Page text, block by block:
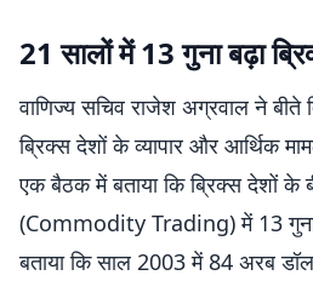
21 सालों में 13 गुना बढ़ा
वाणिज्य सचिव राजेश अग्रवाल ने बीते
ब्रिक्स देशों के व्यापार और आर्थिक
एक बैठक में बताया कि ब्रिक्स देशों के
(Commodity Trading) में 13
बताया कि साल 2003 में 84 अरब